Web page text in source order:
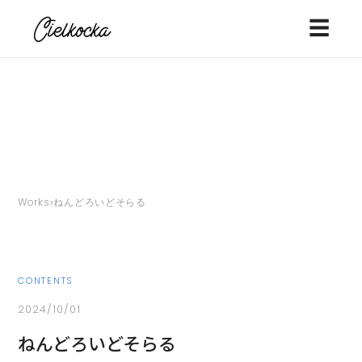
☰
Works›ねんどろいどそらる
CONTENTS
2024/10/01
ねんどろいどそらる